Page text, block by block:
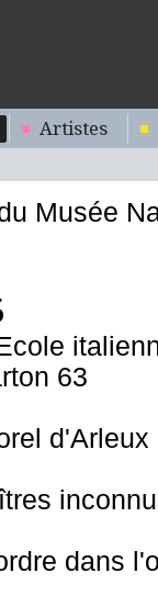
Artistes
Musée
63
d'Arleux
dans